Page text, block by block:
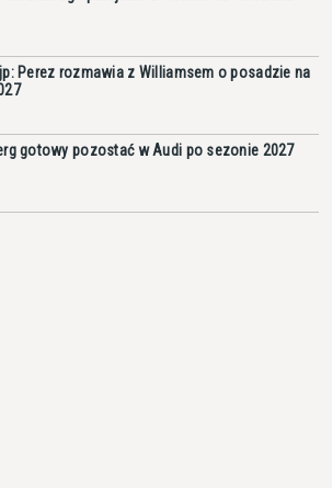
Perez rozmawia z Williamsem o posadzie na
gotowy pozostać w Audi po sezonie 2027